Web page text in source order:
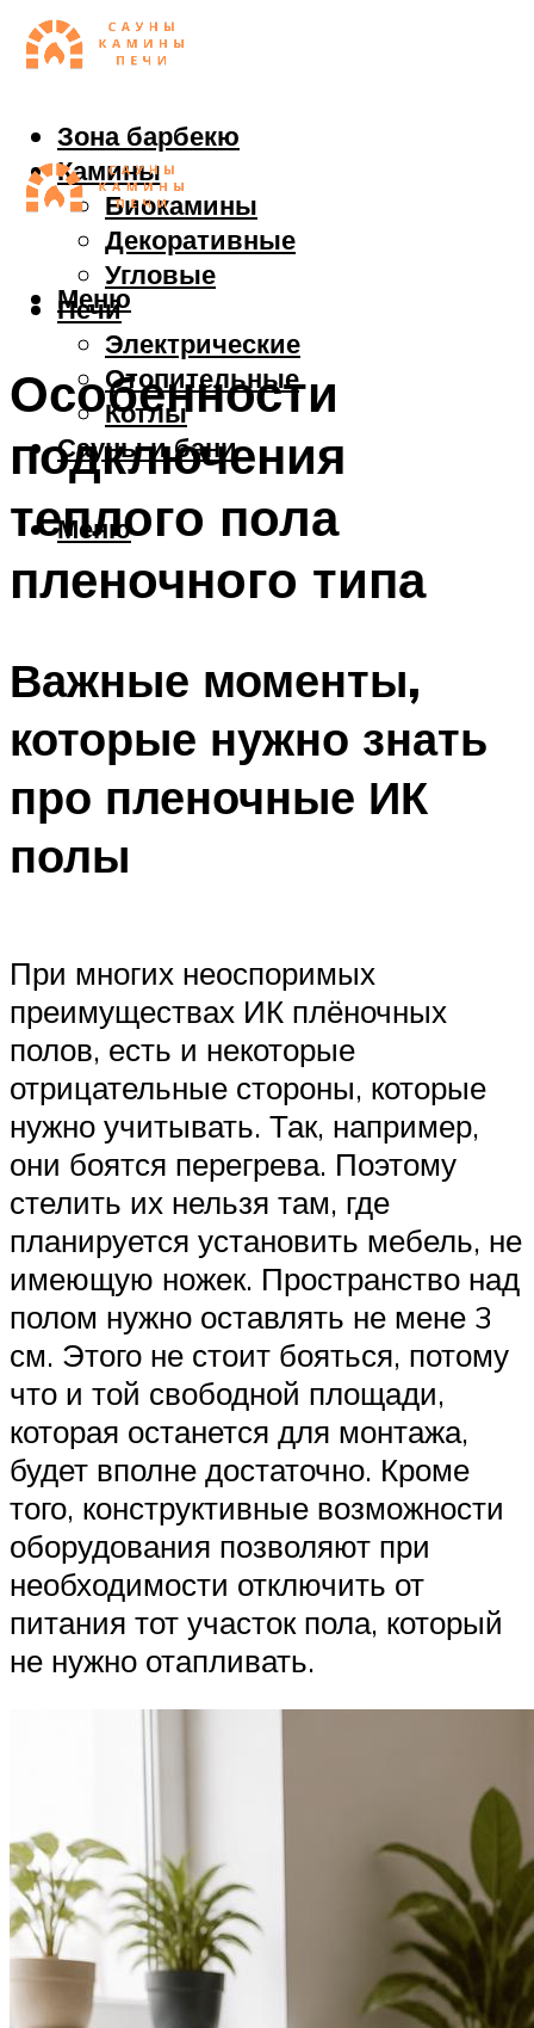
Зона барбекю
Камины
Биокамины
Декоративные
Угловые
Печи
Электрические
Отопительные
Котлы
Сауны и бани
Меню
Меню
Особенности
подключения
теплого пола
пленочного типа
Важные моменты,
которые нужно знать
про пленочные ИК
полы
При многих неоспоримых
преимуществах ИК плёночных
полов, есть и некоторые
отрицательные стороны, которые
нужно учитывать. Так, например,
они боятся перегрева. Поэтому
стелить их нельзя там, где
планируется установить мебель, не
имеющую ножек. Пространство над
полом нужно оставлять не мене 3
см. Этого не стоит бояться, потому
что и той свободной площади,
которая останется для монтажа,
будет вполне достаточно. Кроме
того, конструктивные возможности
оборудования позволяют при
необходимости отключить от
питания тот участок пола, который
не нужно отапливать.